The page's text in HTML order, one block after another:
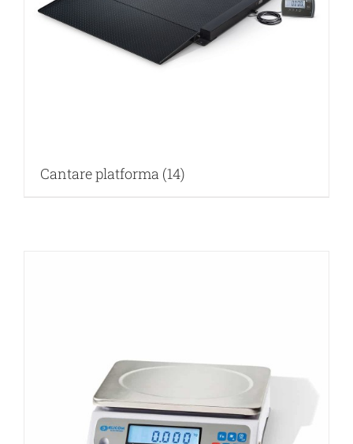
Cantare platforma (14)